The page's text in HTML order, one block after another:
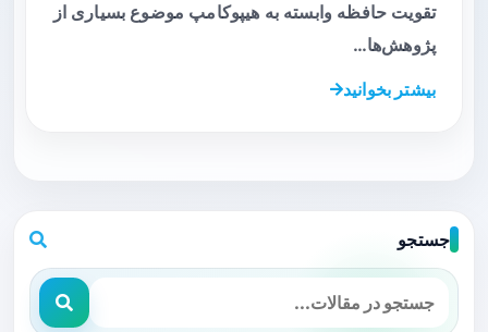
تقویت حافظه‌ وابسته به هیپوکامپ موضوع بسیاری از
پژوهش‌ها…
بیشتر بخوانید
جستجو